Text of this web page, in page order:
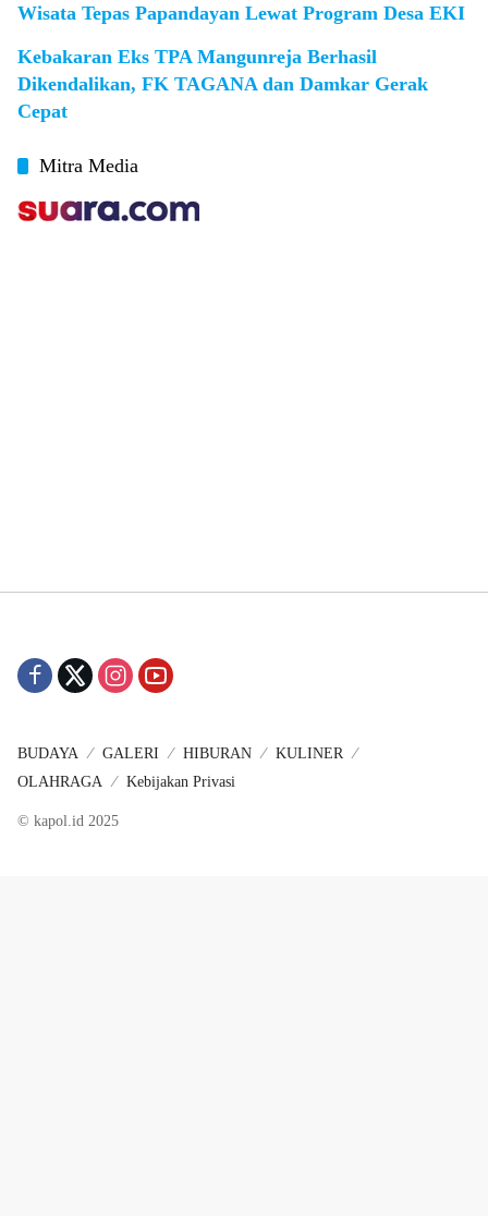
Wisata Tepas Papandayan Lewat Program Desa EKI
Kebakaran Eks TPA Mangunreja Berhasil
Dikendalikan, FK TAGANA dan Damkar Gerak
Cepat
Mitra Media
BUDAYA GALERI HIBURAN
KULINER
OLAHRAGA
Kebijakan Privasi
© kapol.id 2025